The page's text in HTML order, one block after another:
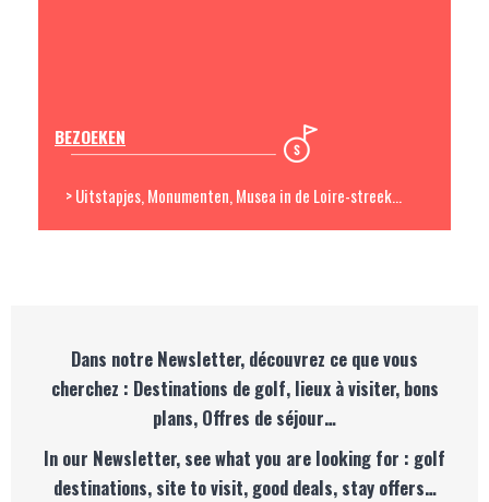
BEZOEKEN
> Uitstapjes, Monumenten, Musea in de Loire-streek…
Dans notre Newsletter, découvrez ce que vous
cherchez : Destinations de golf, lieux à visiter, bons
plans, Offres de séjour…
In our Newsletter, see what you are looking for : golf
destinations, site to visit, good deals, stay offers…